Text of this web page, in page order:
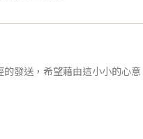
發送，希望藉由這小小的心